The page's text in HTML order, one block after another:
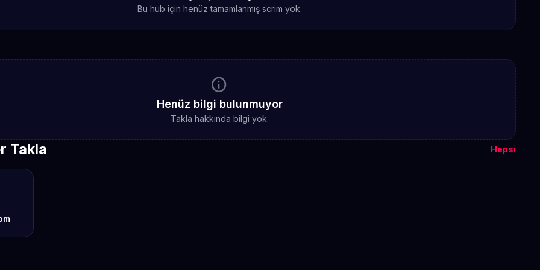
Bu hub için henüz tamamlanmış scrim yok.
info
Henüz bilgi bulunmuyor
Takla hakkında bilgi yok.
Takla Hepsi